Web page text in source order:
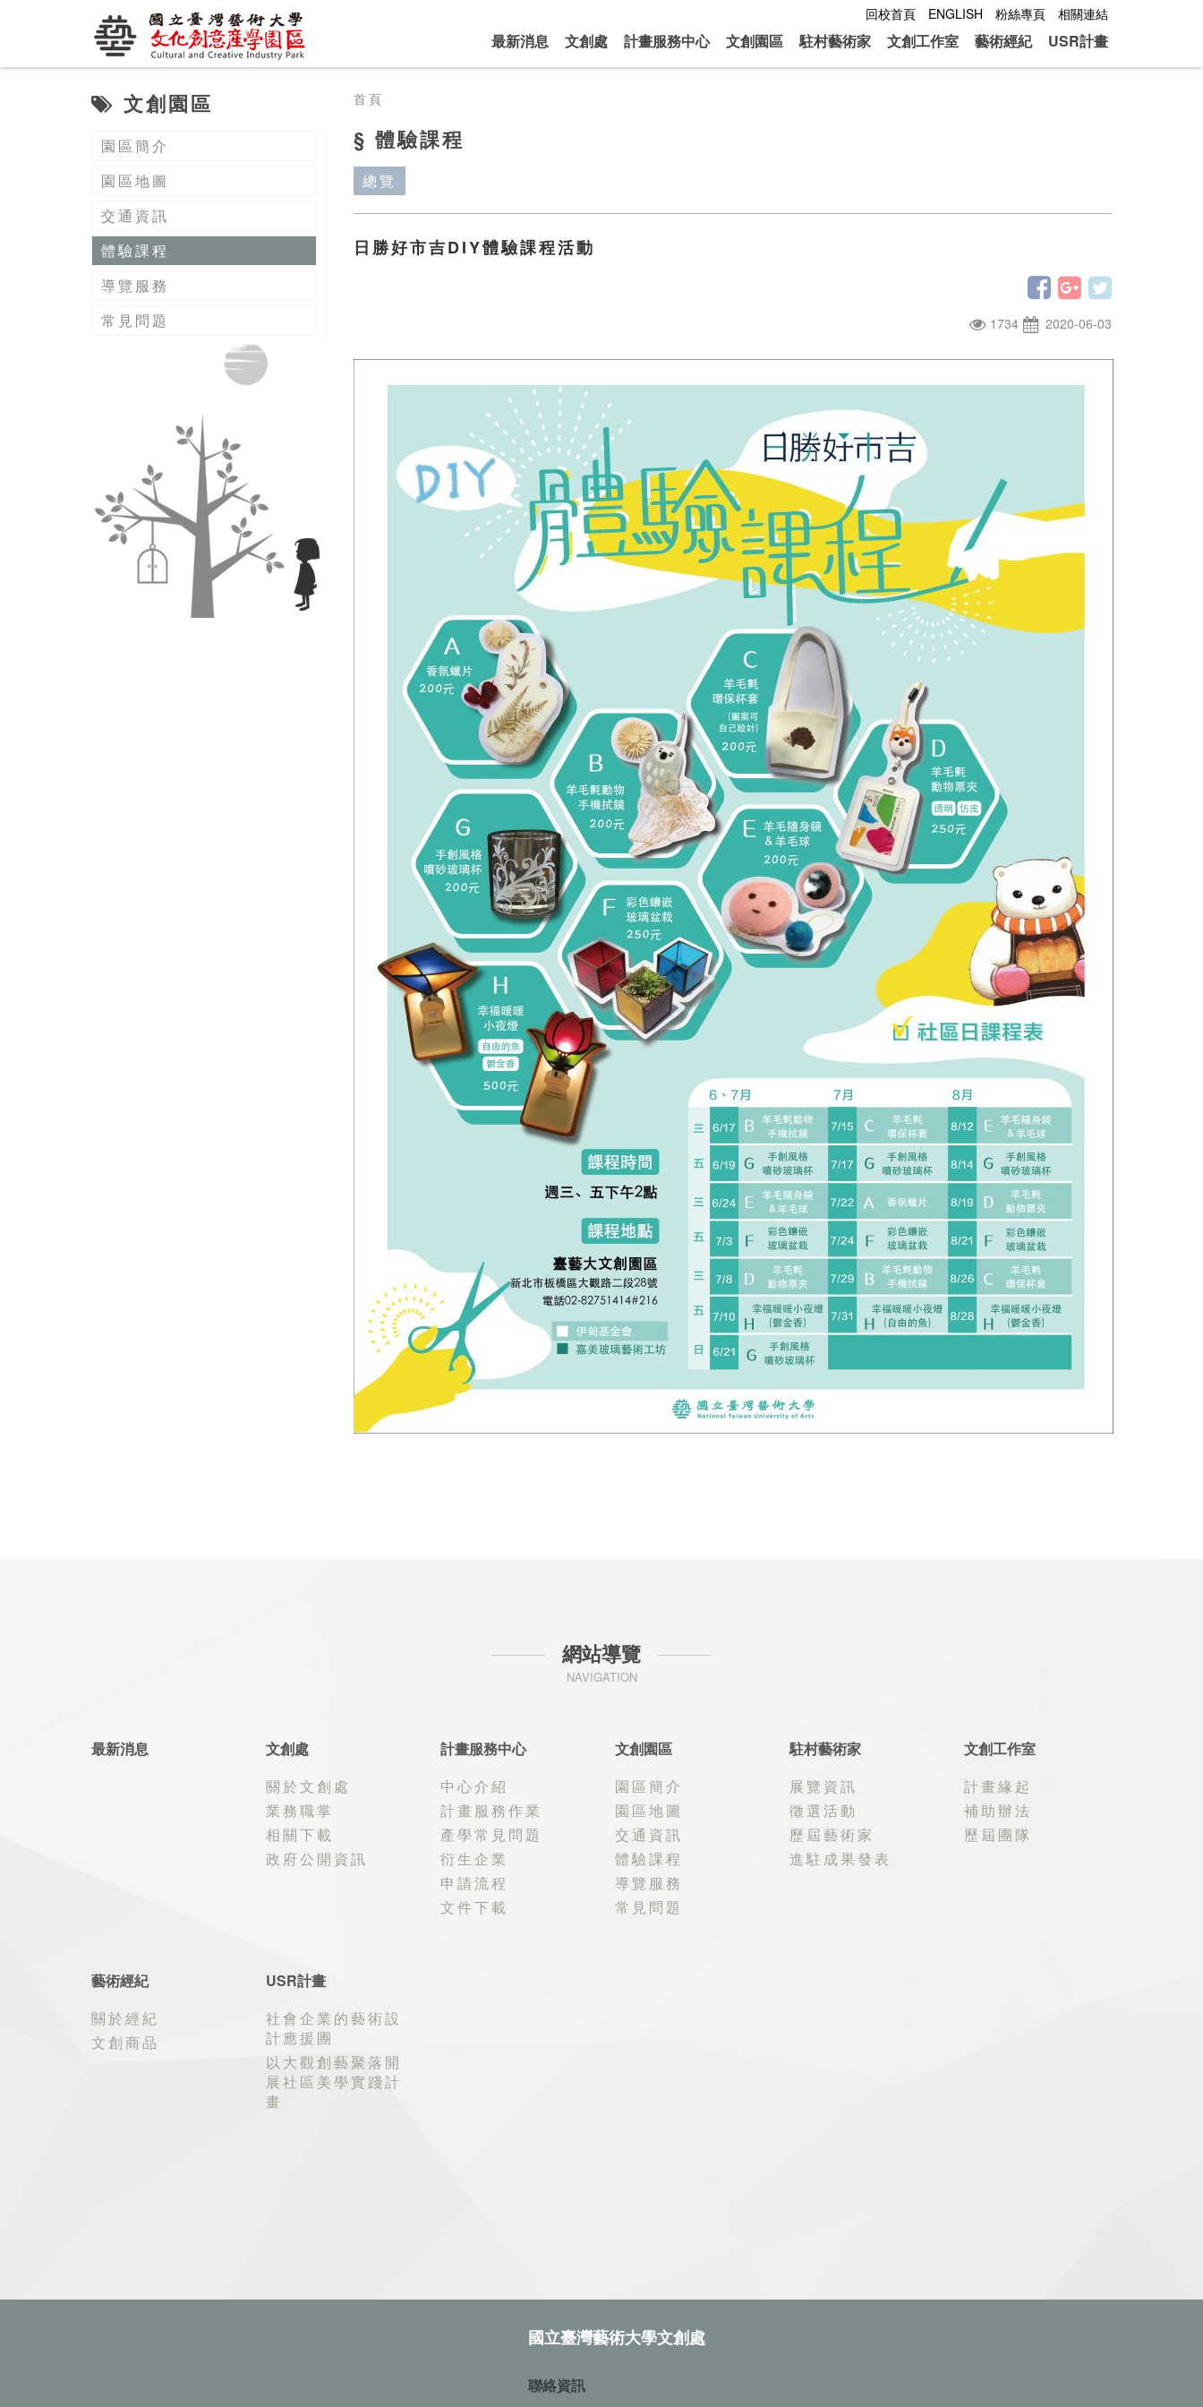
回校首頁 ENGLISH 粉絲專頁 相關連結
最新消息 文創處 計畫服務中心 文創園區 駐村藝術家 文創工作室 藝術經紀 USR計畫
文創園區
園區簡介
園區地圖
交通資訊
體驗課程
導覽服務
常見問題
首頁
§ 體驗課程
總覽
日勝好市吉DIY體驗課程活動
1734 2020-06-03
網站導覽
NAVIGATION
最新消息
文創處
關於文創處
業務職掌
相關下載
政府公開資訊
計畫服務中心
中心介紹
計畫服務作業
產學常見問題
衍生企業
申請流程
文件下載
文創園區
園區簡介
園區地圖
交通資訊
體驗課程
導覽服務
常見問題
駐村藝術家
展覽資訊
徵選活動
歷屆藝術家
進駐成果發表
文創工作室
計畫緣起
補助辦法
歷屆團隊
藝術經紀
關於經紀
文創商品
USR計畫
社會企業的藝術設
計應援團
以大觀創藝聚落開
展社區美學實踐計
畫
國立臺灣藝術大學文創處
聯絡資訊